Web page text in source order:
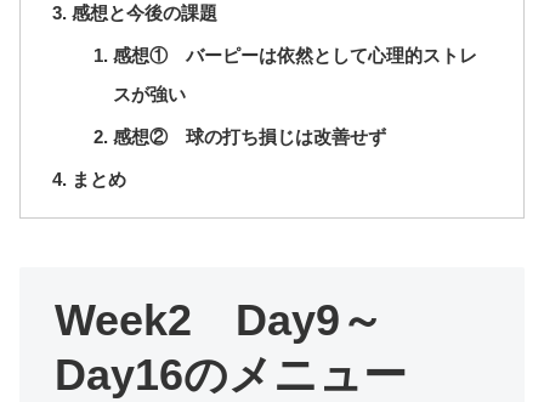
感想と今後の課題
感想① バーピーは依然として心理的ストレ
スが強い
感想② 球の打ち損じは改善せず
まとめ
Week2 Day9～
Day16のメニュー